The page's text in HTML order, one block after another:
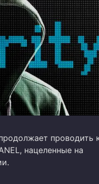
проводить
нацеленные на